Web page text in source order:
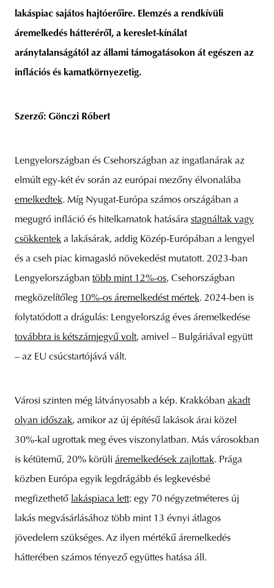
lakáspiac sajátos hajtóerőire. Elemzés a rendkívüli
áremelkedés hátteréről, a kereslet-kínálat
aránytalanságától az állami támogatásokon át egészen az
inflációs és kamatkörnyezetig.
Szerző: Gönczi Róbert
Lengyelországban és Csehországban az ingatlanárak az
elmúlt egy-két év során az európai mezőny élvonalába
emelkedtek. Míg Nyugat-Európa számos országában a
megugró infláció és hitelkamatok hatására stagnáltak vagy
csökkentek a lakásárak, addig Közép-Európában a lengyel
és a cseh piac kimagasló növekedést mutatott. 2023-ban
Lengyelországban több mint 12%-os, Csehországban
megközelítőleg 10%-os áremelkedést mértek. 2024-ben is
folytatódott a drágulás: Lengyelország éves áremelkedése
továbbra is kétszámjegyű volt, amivel – Bulgáriával együtt
– az EU csúcstartójává vált.
Városi szinten még látványosabb a kép. Krakkóban akadt
olyan időszak, amikor az új építésű lakások árai közel
30%-kal ugrottak meg éves viszonylatban. Más városokban
is kétütemű, 20% körüli áremelkedések zajlottak. Prága
közben Európa egyik legdrágább és legkevésbé
megfizethető lakáspiaca lett: egy 70 négyzetméteres új
lakás megvásárlásához több mint 13 évnyi átlagos
jövedelem szükséges. Az ilyen mértékű áremelkedés
hátterében számos tényező együttes hatása áll.